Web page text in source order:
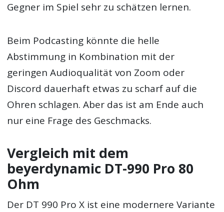
Gegner im Spiel sehr zu schätzen lernen.
Beim Podcasting könnte die helle
Abstimmung in Kombination mit der
geringen Audioqualität von Zoom oder
Discord dauerhaft etwas zu scharf auf die
Ohren schlagen. Aber das ist am Ende auch
nur eine Frage des Geschmacks.
Vergleich mit dem
beyerdynamic DT-990 Pro 80
Ohm
Der DT 990 Pro X ist eine modernere Variante